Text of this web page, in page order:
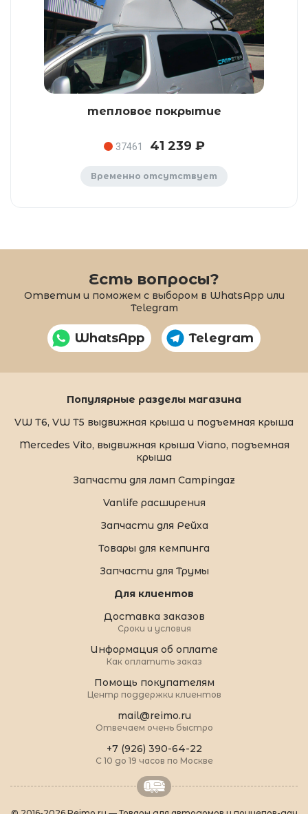
тепловое покрытие
37461 41 239 ₽
Временно отсутствует
Есть вопросы?
Ответим и поможем с выбором в WhatsApp или
Telegram
WhatsApp Telegram
Популярные разделы магазина
VW T6, VW T5 выдвижная крыша и подъемная крыша
Mercedes Vito, выдвижная крыша Viano, подъемная
крыша
Запчасти для ламп Campingaz
Vanlife расширения
Запчасти для Рейха
Товары для кемпинга
Запчасти для Трумы
Для клиентов
Доставка заказов
Сроки и условия
Информация об оплате
Как оплатить заказ
Помощь покупателям
Центр поддержки клиентов
mail@reimo.ru
Отвечаем очень быстро
+7 (926) 390-64-22
С 10 до 19 часов по Москве